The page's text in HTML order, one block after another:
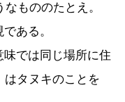
なもののたとえ。
ある。
では同じ場所に住
はタヌキのことを